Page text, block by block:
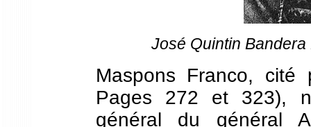
José Quintin
Maspons Franco, cité
Pages 272 et 323),
général du général